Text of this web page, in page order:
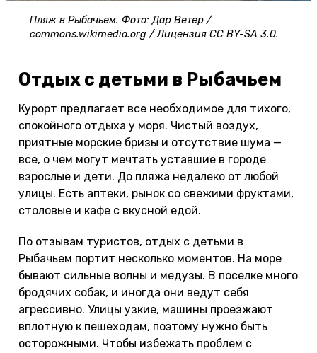
Пляж в Рыбачьем. Фото: Дар Ветер /
commons.wikimedia.org / Лицензия CC BY-SA 3.0.
Отдых с детьми в Рыбачьем
Курорт предлагает все необходимое для тихого,
спокойного отдыха у моря. Чистый воздух,
приятные морские бризы и отсутствие шума —
все, о чем могут мечтать уставшие в городе
взрослые и дети. До пляжа недалеко от любой
улицы. Есть аптеки, рынок со свежими фруктами,
столовые и кафе с вкусной едой.
По отзывам туристов, отдых с детьми в
Рыбачьем портит несколько моментов. На море
бывают сильные волны и медузы. В поселке много
бродячих собак, и иногда они ведут себя
агрессивно. Улицы узкие, машины проезжают
вплотную к пешеходам, поэтому нужно быть
осторожными. Чтобы избежать проблем с